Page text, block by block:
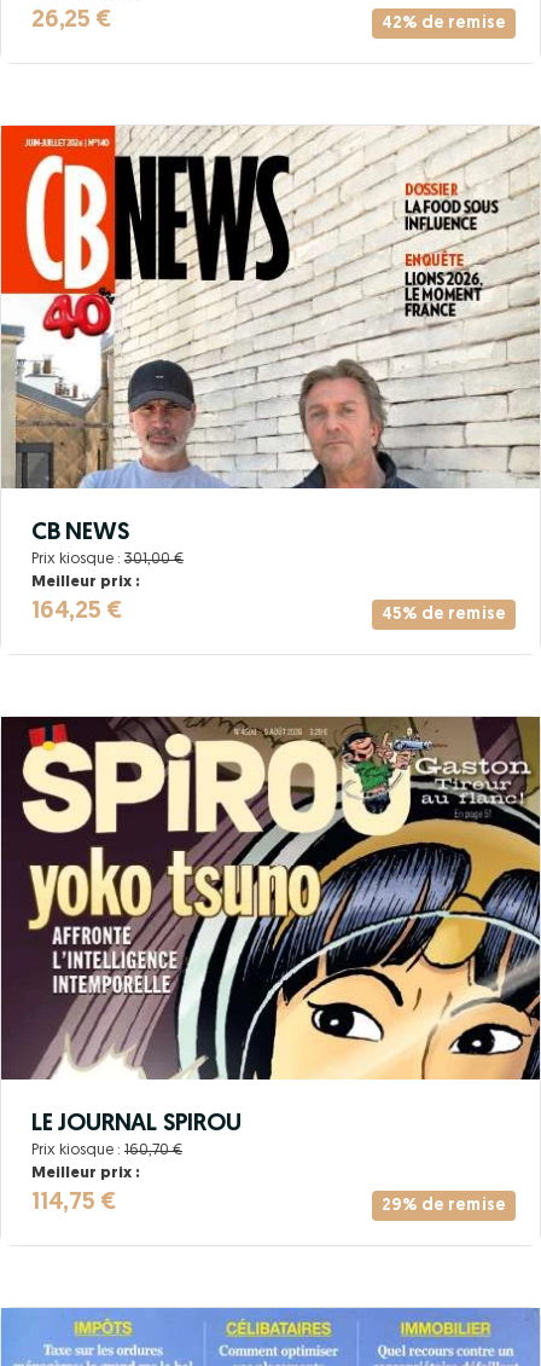
42% de remise
26,25 €
45% de remise
CB NEWS
Prix kiosque : 301,00 €
Meilleur prix :
164,25 €
29% de remise
LE JOURNAL SPIROU
Prix kiosque : 160,70 €
Meilleur prix :
114,75 €